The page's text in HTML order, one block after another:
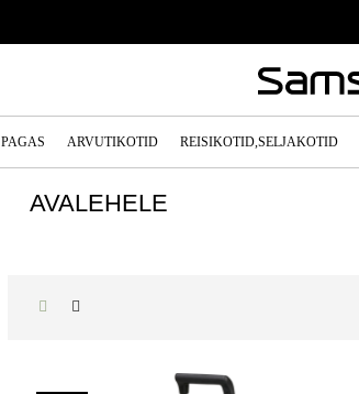
PAGAS ARVUTIKOTID REISIKOTID,SELJAKOTID
AVALEHELE